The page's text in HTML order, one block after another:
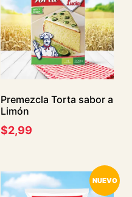
Premezcla Torta sabor a
Limón
$2,99
NUEVO